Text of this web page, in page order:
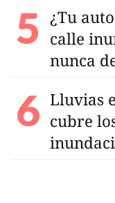
¿Tu
calle
nunca
Lluvias
cubre